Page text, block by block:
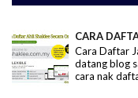
CARA
Cara Daftar
datang blog
cara nak